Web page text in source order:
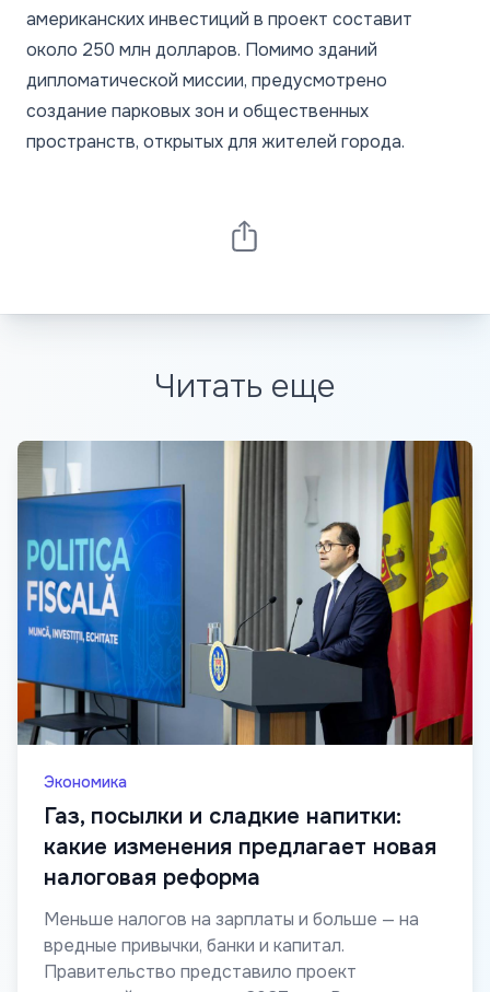
американских инвестиций в проект составит
около 250 млн долларов. Помимо зданий
дипломатической миссии, предусмотрено
создание парковых зон и общественных
пространств, открытых для жителей города.
Читать еще
Экономика
Газ, посылки и сладкие напитки:
какие изменения предлагает новая
налоговая реформа
Меньше налогов на зарплаты и больше — на
вредные привычки, банки и капитал.
Правительство представило проект